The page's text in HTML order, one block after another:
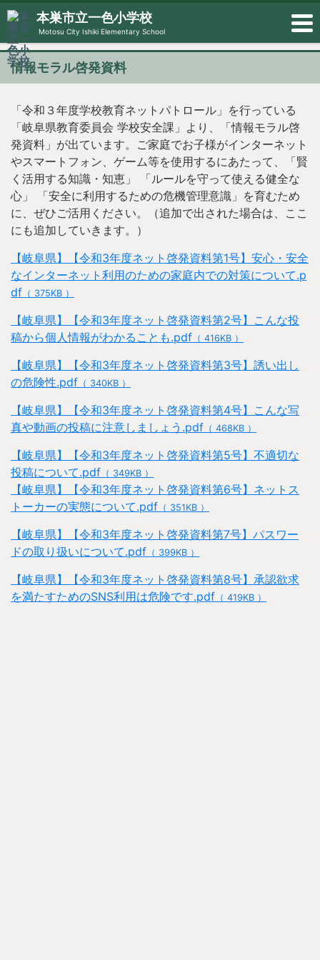
本巣市立一色小学校
Motosu City Ishiki Elementary School
情報モラル啓発資料
「令和３年度学校教育ネットパトロール」を行っている
「岐阜県教育委員会 学校安全課」より、「情報モラル啓
発資料」が出ています。ご家庭でお子様がインターネット
やスマートフォン、ゲーム等を使用するにあたって、「賢
く活用する知識・知恵」 「ルールを守って使える健全な
心」 「安全に利用するための危機管理意識」を育むため
に、ぜひご活用ください。（追加で出された場合は、ここ
にも追加していきます。）
【岐阜県】【令和3年度ネット啓発資料第1号】安心・安全
なインターネット利用のための家庭内での対策について.p
df （ 375KB ）
【岐阜県】【令和3年度ネット啓発資料第2号】こんな投
稿から個人情報がわかることも.pdf （ 416KB ）
【岐阜県】【令和3年度ネット啓発資料第3号】誘い出し
の危険性.pdf （ 340KB ）
【岐阜県】【令和3年度ネット啓発資料第4号】こんな写
真や動画の投稿に注意しましょう.pdf （ 468KB ）
【岐阜県】【令和3年度ネット啓発資料第5号】不適切な
投稿について.pdf （ 349KB ）
【岐阜県】【令和3年度ネット啓発資料第6号】ネットス
トーカーの実態について.pdf （ 351KB ）
【岐阜県】【令和3年度ネット啓発資料第7号】パスワー
ドの取り扱いについて.pdf （ 399KB ）
【岐阜県】【令和3年度ネット啓発資料第8号】承認欲求
を満たすためのSNS利用は危険です.pdf （ 419KB ）